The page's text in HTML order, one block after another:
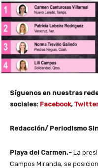
Síguenos en nuestras
sociales: Facebook, Twitter
Redacción/ Periodismo
Playa del Carmen.- La
Campos Miranda, se